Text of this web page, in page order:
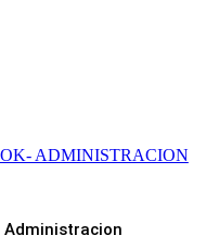
Administracion